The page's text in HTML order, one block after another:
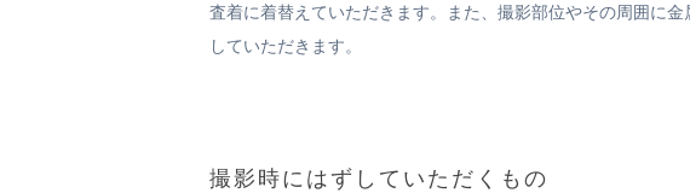
査着に着替えていただきます。また、撮影部位やその周囲に
していただきます。
撮影時にはずしていただくもの